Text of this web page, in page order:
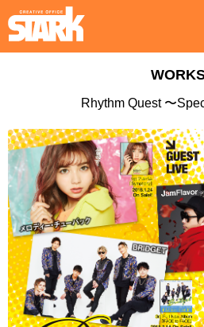
Rhythm Quest 〜